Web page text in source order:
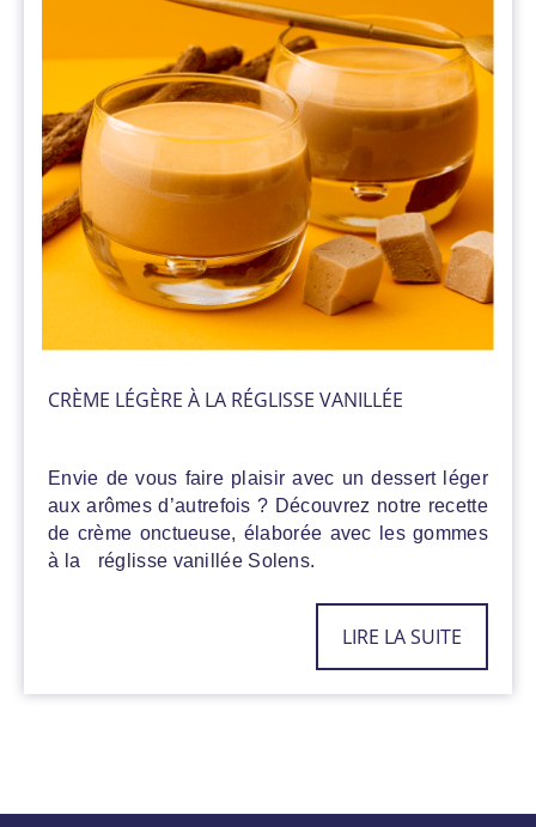
2021
- mars
2020
- décembre
CRÈME LÉGÈRE À LA RÉGLISSE VANILLÉE
Envie de vous faire plaisir avec un dessert léger
aux arômes d’autrefois ? Découvrez notre recette
de crème onctueuse, élaborée avec les gommes
à la réglisse vanillée Solens.
LIRE LA SUITE